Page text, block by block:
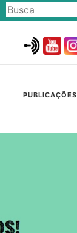
PUBLICAÇÕES